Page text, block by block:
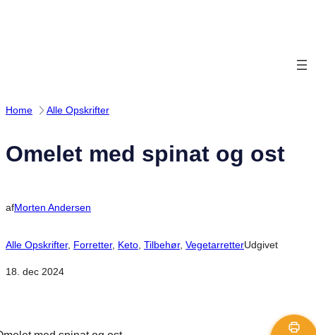
Home Alle Opskrifter
Omelet med spinat og ost
afMorten Andersen
Alle Opskrifter, Forretter, Keto Tilbehør, VegetarretterUdgivet
18. dec 2024